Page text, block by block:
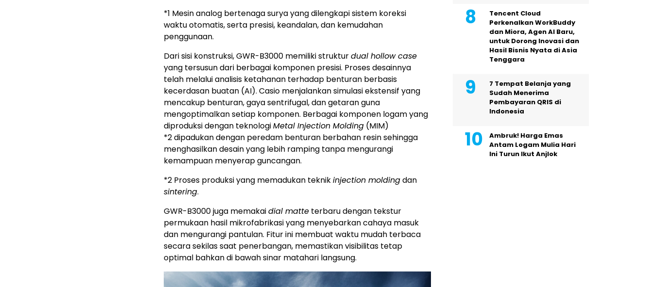
*1 Mesin analog bertenaga surya yang dilengkapi sistem koreksi
waktu otomatis, serta presisi, keandalan, dan kemudahan
penggunaan.
Dari sisi konstruksi, GWR-B3000 memiliki strukturdual hollow case
yang tersusun dari berbagai komponen presisi. Proses desainnya
telah melalui analisis ketahanan terhadap benturan berbasis
kecerdasan buatan (AI). Casio menjalankan simulasi ekstensif yang
mencakup benturan, gaya sentrifugal, dan getaran guna
mengoptimalkan setiap komponen. Berbagai komponen logam yang
diproduksi dengan teknologiMetal Injection Molding (MIM)
*2dipadukan dengan peredam benturan berbahan resin sehingga
menghasilkan desain yang lebih ramping tanpa mengurangi
kemampuan menyerap guncangan.
*2 Proses produksi yang memadukan teknikinjection moldingdan
sintering.
GWR-B3000 juga memakaidial matte terbaru dengan tekstur
permukaan hasil mikrofabrikasi yang menyebarkan cahaya masuk
dan mengurangi pantulan. Fitur ini membuat waktu mudah terbaca
secara sekilas saat penerbangan, memastikan visibilitas tetap
optimal bahkan di bawah sinar matahari langsung.
Tencent Cloud
Perkenalkan WorkBuddy
dan Miora, Agen AI Baru,
untuk Dorong Inovasi dan
Hasil Bisnis Nyata di Asia
Tenggara
7 Tempat Belanja yang
Sudah Menerima
Pembayaran QRIS di
Indonesia
Ambruk! Harga Emas
Antam Logam Mulia Hari
Ini Turun Ikut Anjlok